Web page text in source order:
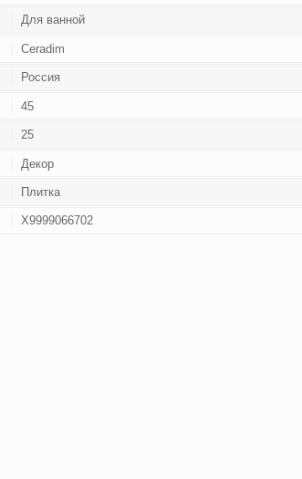
Для ванной
Ceradim
Россия
45
25
Декор
Плитка
Х9999066702